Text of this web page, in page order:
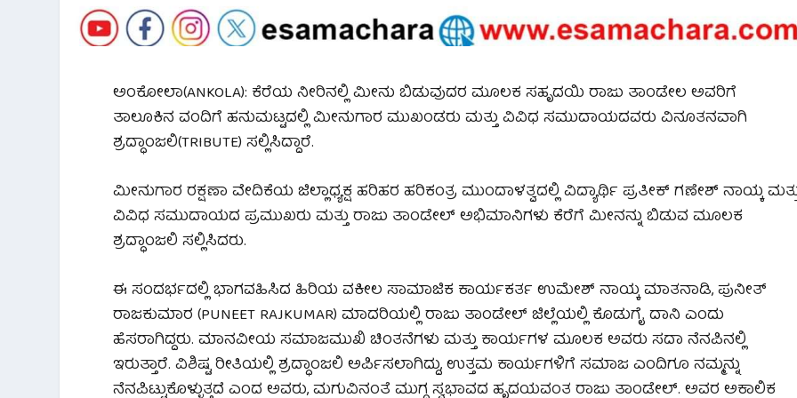
ಅಂಕೋಲಾ(ANKOLA): ಕೆರೆಯ ನೀರಿನಲ್ಲಿ ಮೀನು ಬಿಡುವುದರ ಮೂಲಕ ಸಹೃದಯಿ ರಾಜು ತಾಂಡೇಲ ಅವರಿಗೆ
ತಾಲೂಕಿನ ವಂದಿಗೆ ಹನುಮಟ್ಟದಲ್ಲಿ ಮೀನುಗಾರ ಮುಖಂಡರು ಮತ್ತು ವಿವಿಧ ಸಮುದಾಯದವರು ವಿನೂತನವಾಗಿ
ಶ್ರದ್ಧಾಂಜಲಿ(TRIBUTE) ಸಲ್ಲಿಸಿದ್ದಾರೆ.
ಮೀನುಗಾರ ರಕ್ಷಣಾ ವೇದಿಕೆಯ ಜಿಲ್ಲಾಧ್ಯಕ್ಷ ಹರಿಹರ ಹರಿಕಂತ್ರ ಮುಂದಾಳತ್ವದಲ್ಲಿ ವಿದ್ಯಾರ್ಥಿ ಪ್ರತೀಕ್ ಗಣೇಶ್ ನಾಯ್ಕ
ವಿವಿಧ ಸಮುದಾಯದ ಪ್ರಮುಖರು ಮತ್ತು ರಾಜು ತಾಂಡೇಲ್ ಅಭಿಮಾನಿಗಳು ಕೆರೆಗೆ ಮೀನನ್ನು ಬಿಡುವ ಮೂಲಕ
ಶ್ರದ್ಧಾಂಜಲಿ ಸಲ್ಲಿಸಿದರು.
ಈ ಸಂದರ್ಭದಲ್ಲಿ ಭಾಗವಹಿಸಿದ ಹಿರಿಯ ವಕೀಲ ಸಾಮಾಜಿಕ ಕಾರ್ಯಕರ್ತ ಉಮೇಶ್ ನಾಯ್ಕ ಮಾತನಾಡಿ, ಪುನೀತ್
ರಾಜಕುಮಾರ (PUNEET RAJKUMAR) ಮಾದರಿಯಲ್ಲಿ ರಾಜು ತಾಂಡೇಲ್ ಜಿಲ್ಲೆಯಲ್ಲಿ ಕೊಡುಗೈ ದಾನಿ ಎಂದು
ಹೆಸರಾಗಿದ್ದರು. ಮಾನವೀಯ ಸಮಾಜಮುಖಿ ಚಿಂತನೆಗಳು ಮತ್ತು ಕಾರ್ಯಗಳ ಮೂಲಕ ಅವರು ಸದಾ ನೆನಪಿನಲ್ಲಿ
ಇರುತ್ತಾರೆ. ವಿಶಿಷ್ಟ ರೀತಿಯಲ್ಲಿ ಶ್ರದ್ಧಾಂಜಲಿ ಅರ್ಪಿಸಲಾಗಿದ್ದು, ಉತ್ತಮ ಕಾರ್ಯಗಳಿಗೆ ಸಮಾಜ ಎಂದಿಗೂ ನಮ್ಮನ್ನು
ನೆನಪಿಟ್ಟುಕೊಳ್ಳುತ್ತದೆ ಎಂದ ಅವರು, ಮಗುವಿನಂತೆ ಮುಗ್ದ ಸ್ವಭಾವದ ಹೃದಯವಂತ ರಾಜು ತಾಂಡೇಲ್. ಅವರ ಅಕಾಲಿಕ